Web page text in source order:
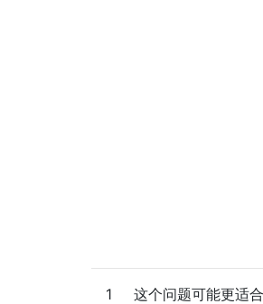
1
这个问题可能更适